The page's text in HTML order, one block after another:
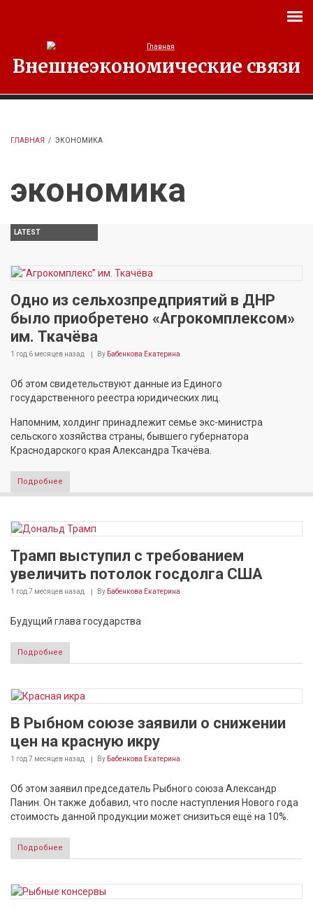
Внешнеэкономические связи
ГЛАВНАЯ / ЭКОНОМИКА
экономика
LATEST
Одно из сельхозпредприятий в ДНР
было приобретено «Агрокомплексом»
им. Ткачёва
1 год 6 месяцев назад By Бабенкова Екатерина
Об этом свидетельствуют данные из Единого
государственного реестра юридических лиц.
Напомним, холдинг принадлежит семье экс-министра
сельского хозяйства страны, бывшего губернатора
Краснодарского края Александра Ткачёва.
Подробнее
Трамп выступил с требованием
увеличить потолок госдолга США
1 год 7 месяцев назад By Бабенкова Екатерина
Будущий глава государства
Подробнее
В Рыбном союзе заявили о снижении
цен на красную икру
1 год 7 месяцев назад By Бабенкова Екатерина
Об этом заявил председатель Рыбного союза Александр
Панин. Он также добавил, что после наступления Нового года
стоимость данной продукции может снизиться ещё на 10%.
Подробнее